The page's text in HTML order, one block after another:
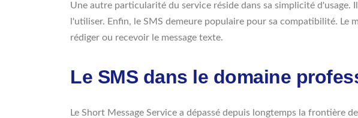
Une autre particularité du service réside dans sa simplicité
l'utiliser. Enfin, le SMS demeure populaire pour sa compatibilité. Le
rédiger ou recevoir le message texte.
Le SMS dans le domaine
Le Short Message Service a dépassé depuis longtemps la frontière